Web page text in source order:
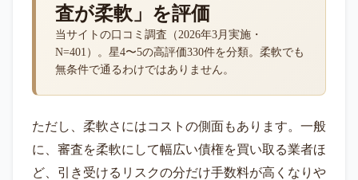
査が柔軟」を評価
当サイトの口コミ調査（2026年3月実施・
N=401）。星4〜5の高評価330件を分類。柔軟でも
無条件で通るわけではありません。
ただし、柔軟さにはコストの側面もあります。一般
に、審査を柔軟にして幅広い債権を買い取る業者ほ
ど、引き受けるリスクの分だけ手数料が高くなりや